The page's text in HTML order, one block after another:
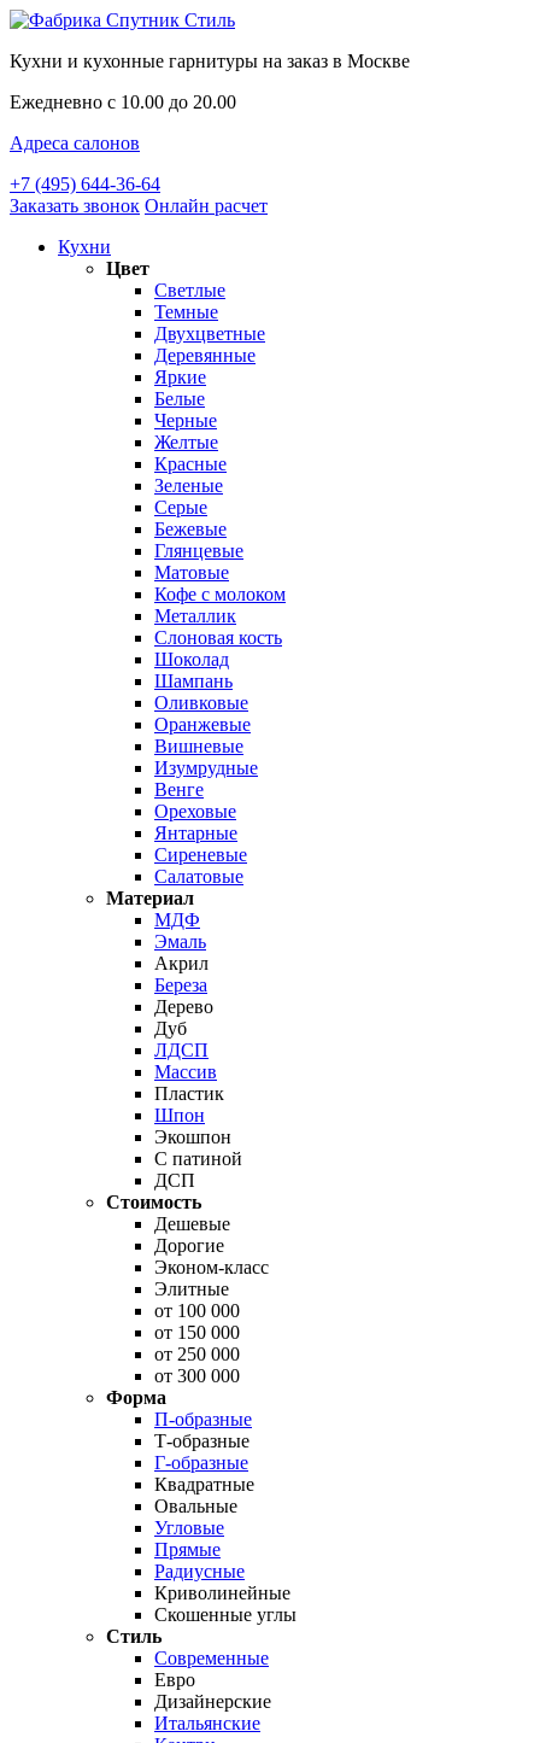
Кухни и кухонные гарнитуры на заказ в Москве
Ежедневно с 10.00 до 20.00
Адреса салонов
+7 (495) 644-36-64
Заказать звонок Онлайн расчет
Кухни
Цвет
Светлые
Темные
Двухцветные
Деревянные
Яркие
Белые
Черные
Желтые
Красные
Зеленые
Серые
Бежевые
Глянцевые
Матовые
Кофе с молоком
Металлик
Слоновая кость
Шоколад
Шампань
Оливковые
Оранжевые
Вишневые
Изумрудные
Венге
Ореховые
Янтарные
Сиреневые
Салатовые
Материал
МДФ
Эмаль
Акрил
Береза
Дерево
Дуб
ЛДСП
Массив
Пластик
Шпон
Экошпон
С патиной
ДСП
Стоимость
Дешевые
Дорогие
Эконом-класс
Элитные
от 100 000
от 150 000
от 250 000
от 300 000
Форма
П-образные
Т-образные
Г-образные
Квадратные
Овальные
Угловые
Прямые
Радиусные
Криволинейные
Скошенные углы
Стиль
Современные
Евро
Дизайнерские
Итальянские